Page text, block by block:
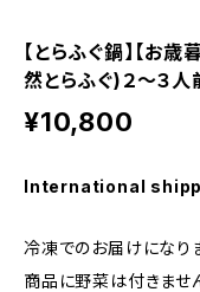
【とらふぐ鍋】【お
然とらふぐ)２〜３人
¥10,800
International
冷凍でのお届けになり
商品に野菜は付きませ